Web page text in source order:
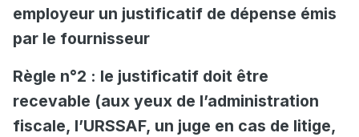
employeur un justificatif de dépense émis
par le fournisseur
Règle n°2 : le justificatif doit être
recevable (aux yeux de l’administration
fiscale, l’URSSAF, un juge en cas de litige,